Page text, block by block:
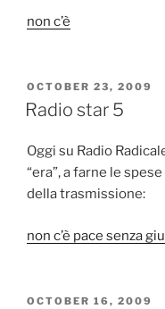
non c’è
POSTED
ON
OCTOBER 23, 2009
Radio star 5
Oggi su Radio
“era”, a farne le
della trasmissione:
non c’è pace senza
POSTED
OCTOBER 16, 2009